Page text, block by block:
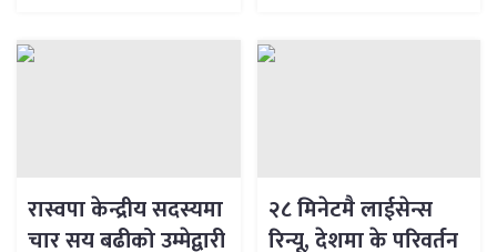
रास्वपा केन्द्रीय सदस्यमा
चार सय बढीको उम्मेद्वारी
२८ मिनेटमै लाईसेन्स
रिन्यू, देशमा के परिवर्तन